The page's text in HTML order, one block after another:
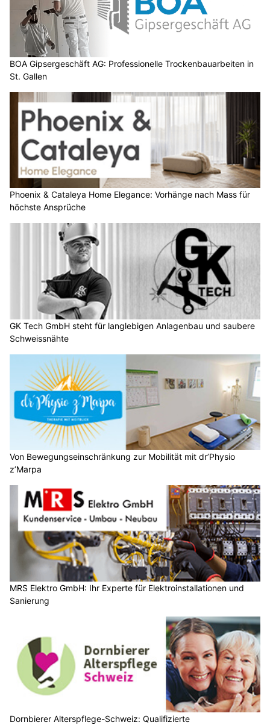
BOA Gipsergeschäft AG: Professionelle Trockenbauarbeiten in
St. Gallen
Phoenix & Cataleya Home Elegance: Vorhänge nach Mass für
höchste Ansprüche
GK Tech GmbH steht für langlebigen Anlagenbau und saubere
Schweissnähte
Von Bewegungseinschränkung zur Mobilität mit dr’Physio
z’Marpa
MRS Elektro GmbH: Ihr Experte für Elektroinstallationen und
Sanierung
Dornbierer Alterspflege-Schweiz: Qualifizierte